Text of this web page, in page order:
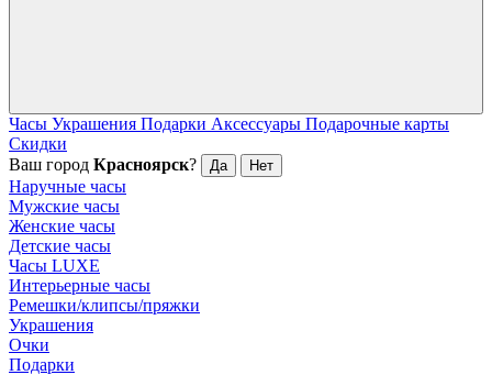
Часы Украшения Подарки Аксессуары Подарочные карты
Скидки
Ваш город Красноярск? Да Нет
Наручные часы
Мужские часы
Женские часы
Детские часы
Часы LUXE
Интерьерные часы
Ремешки/клипсы/пряжки
Украшения
Очки
Подарки